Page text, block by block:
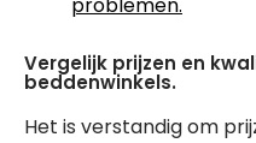
problemen.
Vergelijk prijzen en
beddenwinkels.
Het is verstandig om